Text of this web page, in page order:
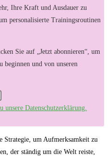
Ihre Kraft und Ausdauer zu
personalisierte Trainingsroutinen
Sie auf „Jetzt abonnieren“, um
beginnen und von unseren
Datenschutzerklärung.
Strategie, um Aufmerksamkeit zu
der ständig um die Welt reiste,